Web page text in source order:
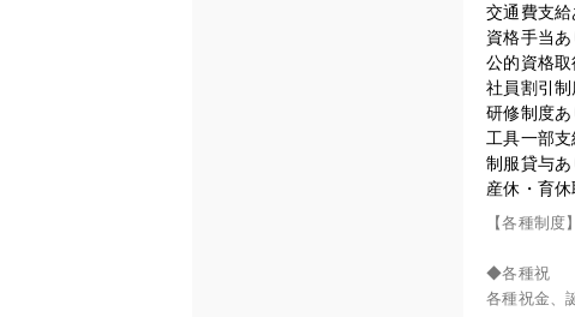
交通費支給
資格手当あ
公的資格取
社員割引制
研修制度あ
工具一部
制服貸与あ
産休・育
【各種制度】
◆各種祝
各種祝金、